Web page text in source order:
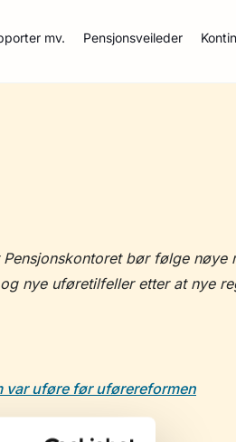
mv. Pensjonsveileder
bør følge nøye
nye uføretilfeller etter at nye
var uføre før uførereformen
2017